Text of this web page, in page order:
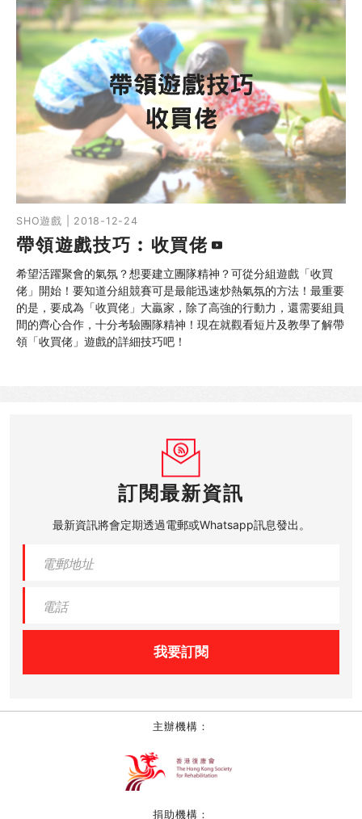
SHO遊戲 | 2018-12-24
帶領遊戲技巧︰收買佬
希望活躍聚會的氣氛？想要建立團隊精神？可從分組遊戲「收買
佬」開始！要知道分組競賽可是最能迅速炒熱氣氛的方法！最重要
的是，要成為「收買佬」大贏家，除了高強的行動力，還需要組員
間的齊心合作，十分考驗團隊精神！現在就觀看短片及教學了解帶
領「收買佬」遊戲的詳細技巧吧！
訂閱最新資訊
最新資訊將會定期透過電郵或Whatsapp訊息發出。
我要訂閱
主辦機構：
捐助機構：